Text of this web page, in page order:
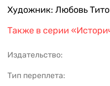
Художник: Любовь
Также в серии
Издательство:
Тип переплета: